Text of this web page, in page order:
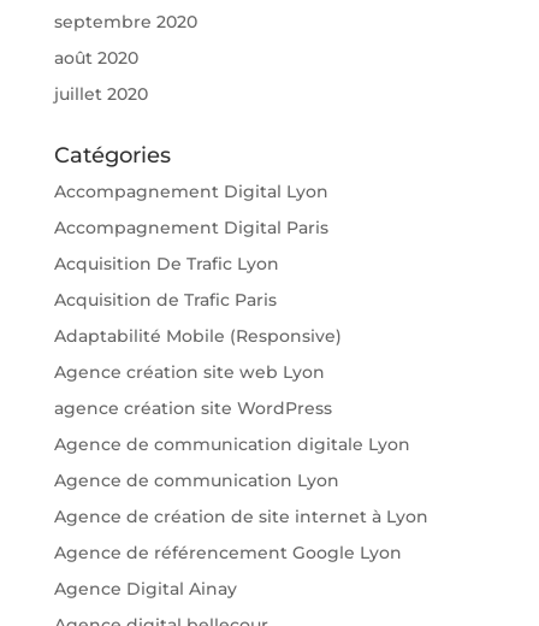
septembre 2020
août 2020
juillet 2020
Catégories
Accompagnement Digital Lyon
Accompagnement Digital Paris
Acquisition De Trafic Lyon
Acquisition de Trafic Paris
Adaptabilité Mobile (Responsive)
Agence création site web Lyon
agence création site WordPress
Agence de communication digitale Lyon
Agence de communication Lyon
Agence de création de site internet à Lyon
Agence de référencement Google Lyon
Agence Digital Ainay